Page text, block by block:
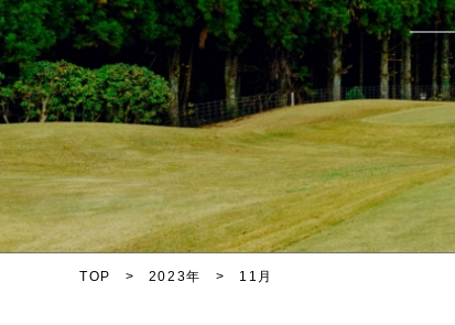
TOP 2023年 11月